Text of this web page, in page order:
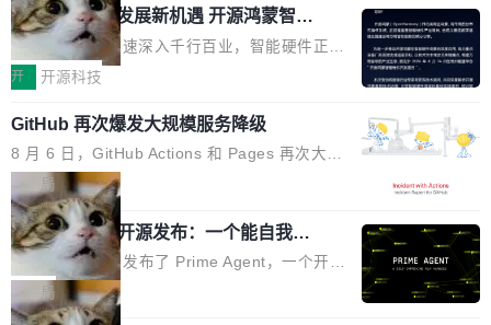
或造假。问题是，作为读者，如果你筛选出那些
看起来最令人兴奋的论文，那它们大部分都是过
度宣传的。」 这才是真正的痛点。不是所有论文
都有问题，是最吸引眼球的那批论文最有问题。
他引用的帖子来自 Mathew Shen，一位 ICLR 2
026 的读者：「看了篇 ...
的早期工程师之一，在 Grok 训练基础设施团队
工作过。近日他在 X 上发了一条帖子，列出了他
认为现代 AI 领域最重要的三个开源项目。 第一
个名字毫无悬念：Flash Attention 2。 Hieu 的
理由很具体。FA 系列不需要解释，但 FA2 是他
认为最重要的一个——复杂度恰到好处，刚好能
驱动你去学 CuTe，但还没被那些"邪恶的" Hopp
er++ 优化所淹没，足够容易修改和适配。 更关
键的是 FA2 的持久性...
共商智能硬件发展新机遇 开源鸿蒙智能
硬件开发者日杭州站即将举行
随着万物智联加速深入千行百业，智能硬件正从
单点设备迈向智能化、网联化、协同化发展。作
鸿蒙通过统一技术底座和分布式能力，为不同类
型智能设备的开发、连接与互联提供关键支撑，
也为产业链企业探索产品创新与商业增长打开新
的空间。 8月14日，开源鸿蒙智能硬件开发者日
（OHDD：OpenHarmony Hardware Develope
r Day）将在杭州启航。活动面向智能硬件产业
链企业和开发者，邀请行业专家与资深技术顾
问，围绕开源鸿蒙技术能力、设备适配、芯片适
开 开源科技
GitHub 再次爆发大规模服务降级
8 月 6 日，GitHub Actions 和 Pages 再次大规
模服务降级，Actions 完全不可用超过 5 小时，
webhook 停发，连自托管 runner 也因调度层故
障无法工作。Pages、Copilot code review、C
opilot coding agent 全部受影响。从检测到完全
恢复，大约 12 小时。 这是 2026 年 8 月的第六
起事故，其中四起与 AI/Copilot 服务相关。 Git
局
Prime Agent 开源发布：一个能自我改
进的编程 Agent，ARC-AGI 3 超越人类
专家基线
Prime Intellect 发布了 Prime Agent，一个开源
的编程 Agent Harness，核心设计围绕两个抽
象：Recursive Language Model（RLM）和 C
局